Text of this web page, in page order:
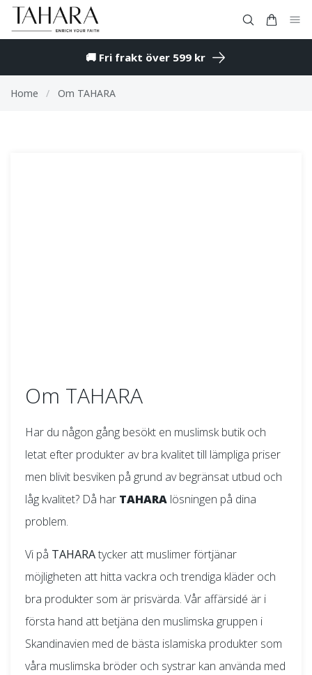
🚚 Fri frakt över 599 kr
Home / Om TAHARA
Om TAHARA
Har du någon gång besökt en muslimsk butik och
letat efter produkter av bra kvalitet till lämpliga priser
men blivit besviken på grund av begränsat utbud och
låg kvalitet? Då har TAHARA lösningen på dina
problem.
Vi på TAHARAtycker att muslimer förtjänar
möjligheten att hitta vackra och trendiga kläder och
bra produkter som är prisvärda. Vår affärsidé är i
första hand att betjäna den muslimska gruppen i
Skandinavien med de bästa islamiska produkter som
våra muslimska bröder och systrar kan använda med